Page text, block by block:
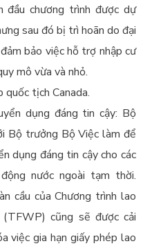
đầu chương trình được dự
sau đó bị trì hoãn do đại
bảo việc hỗ trợ nhập cư
mô vừa và nhỏ.
quốc tịch Canada.
dụng đáng tin cậy: Bộ
Bộ trưởng Bộ Việc làm để
dụng đáng tin cậy cho các
nước ngoài tạm thời.
cầu của Chương trình lao
cũng sẽ được cải
việc gia hạn giấy phép lao